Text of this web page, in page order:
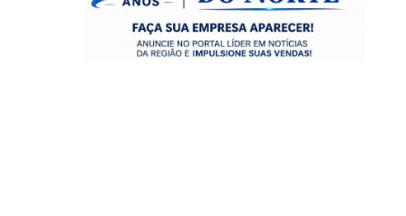
operações
contra fraudes